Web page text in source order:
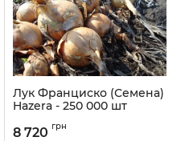
Лук Франциско (Семена)
Hazera - 250 000 шт
8 720 грн